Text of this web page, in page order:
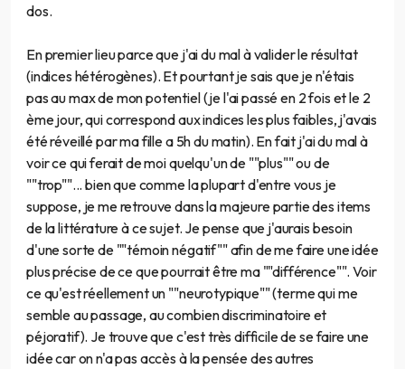
dos.
En premier lieu parce que j'ai du mal à valider le résultat
(indices hétérogènes). Et pourtant je sais que je n'étais
pas au max de mon potentiel (je l'ai passé en 2 fois et le 2
ème jour, qui correspond aux indices les plus faibles, j'avais
été réveillé par ma fille a 5h du matin). En fait j'ai du mal à
voir ce qui ferait de moi quelqu'un de ""plus"" ou de
""trop""... bien que comme la plupart d'entre vous je
suppose, je me retrouve dans la majeure partie des items
de la littérature à ce sujet. Je pense que j'aurais besoin
d'une sorte de ""témoin négatif"" afin de me faire une idée
plus précise de ce que pourrait être ma ""différence"". Voir
ce qu'est réellement un ""neurotypique"" (terme qui me
semble au passage, au combien discriminatoire et
péjoratif). Je trouve que c'est très difficile de se faire une
idée car on n'a pas accès à la pensée des autres